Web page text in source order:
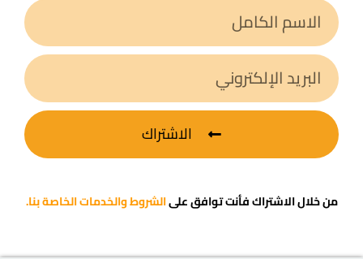
الاشتراك
من خلال الاشتراك فأنت توافق علىالشروط والخدمات الخاصة بنا.